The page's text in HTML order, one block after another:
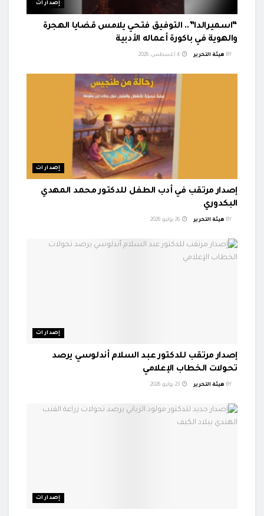
إصدارات
“اسميرالدا”.. التوفيق فتحي يلامس قضايا الهجرة
والهوية في باكورة أعماله الأدبية
BY هيئة التحرير
إصدارات
إصدار مرتقب في أدب الطفل للدكتور محمد المهدي
البكدوري
BY هيئة التحرير
إصدارات
إصدار مرتقب للدكتور عبد السلام أندلوسي يرصد
تحولات الخطاب الإعلامي
BY هيئة التحرير
إصدارات